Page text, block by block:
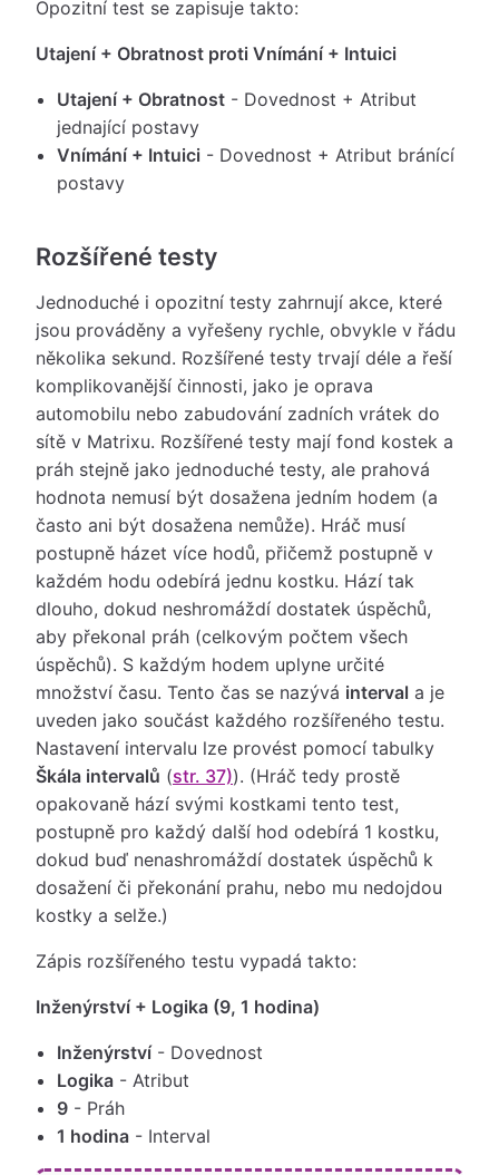
Opozitní test se zapisuje takto:
Utajení + Obratnost proti Vnímání + Intuici
Utajení + Obratnost - Dovednost + Atribut
jednající postavy
Vnímání + Intuici - Dovednost + Atribut bránící
postavy
Rozšířené testy
Jednoduché i opozitní testy zahrnují akce, které
jsou prováděny a vyřešeny rychle, obvykle v řádu
několika sekund. Rozšířené testy trvají déle a řeší
komplikovanější činnosti, jako je oprava
automobilu nebo zabudování zadních vrátek do
sítě v Matrixu. Rozšířené testy mají fond kostek a
práh stejně jako jednoduché testy, ale prahová
hodnota nemusí být dosažena jedním hodem (a
často ani být dosažena nemůže). Hráč musí
postupně házet více hodů, přičemž postupně v
každém hodu odebírá jednu kostku. Hází tak
dlouho, dokud neshromáždí dostatek úspěchů,
aby překonal práh (celkovým počtem všech
úspěchů). S každým hodem uplyne určité
množství času. Tento čas se nazývá interval a je
uveden jako součást každého rozšířeného testu.
Nastavení intervalu lze provést pomocí tabulky
Škála intervalů (str. 37)). (Hráč tedy prostě
opakovaně hází svými kostkami tento test,
postupně pro každý další hod odebírá 1 kostku,
dokud buď nenashromáždí dostatek úspěchů k
dosažení či překonání prahu, nebo mu nedojdou
kostky a selže.)
Zápis rozšířeného testu vypadá takto:
Inženýrství + Logika (9, 1 hodina)
Inženýrství- Dovednost
Logika - Atribut
9 - Práh
1 hodina - Interval